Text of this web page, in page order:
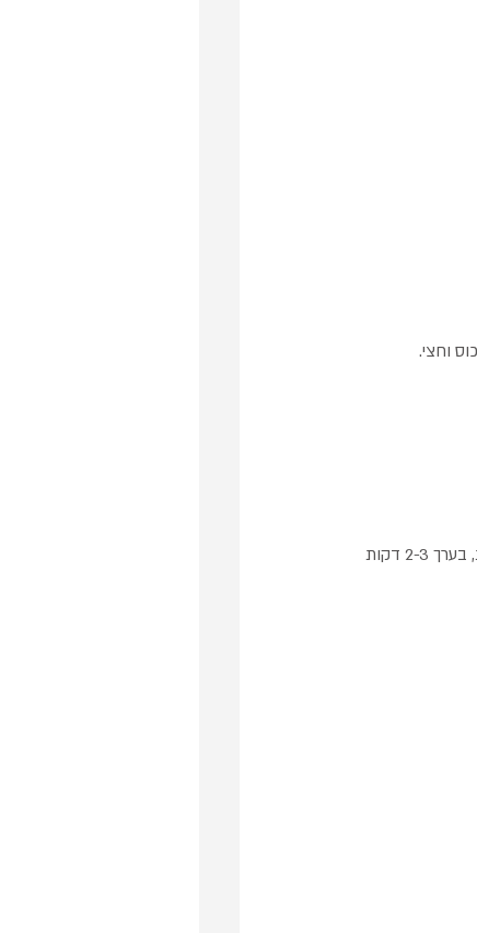
וחצי.
מחממים מחבת נון סטיק מאוד איכותית, אין צורך בשמן, שופכים מהבלילה, הופכים רק לאחר הופעת בועות, בערך 2-3 דקות